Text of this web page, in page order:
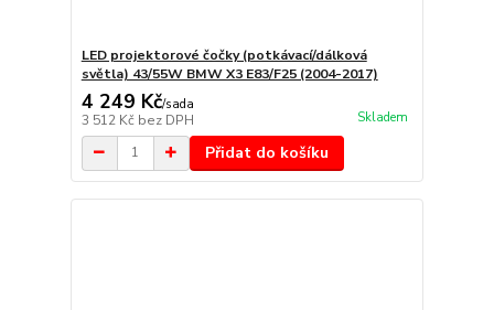
LED projektorové čočky (potkávací/dálková
světla) 43/55W BMW X3 E83/F25 (2004-2017)
4 249 Kč/sada
3 512 Kč bez DPH Skladem
Přidat do košíku